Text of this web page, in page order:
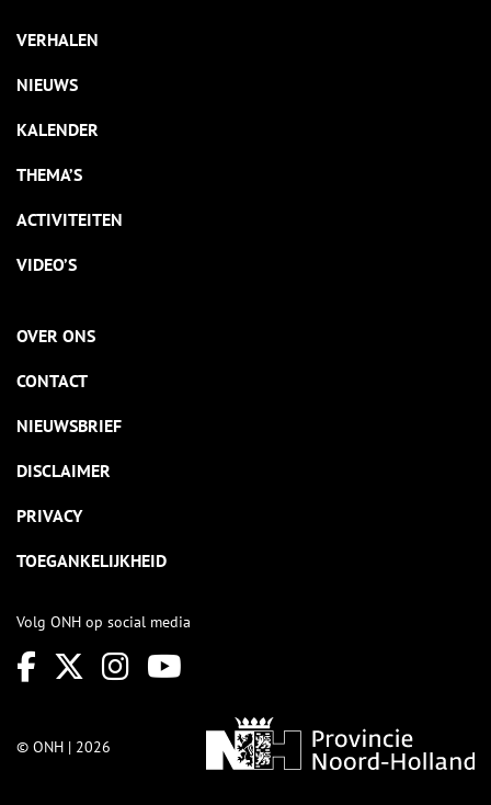
VERHALEN
NIEUWS
KALENDER
THEMA’S
ACTIVITEITEN
VIDEO’S
OVER ONS
CONTACT
NIEUWSBRIEF
DISCLAIMER
PRIVACY
TOEGANKELIJKHEID
Volg ONH op social media
© ONH | 2026